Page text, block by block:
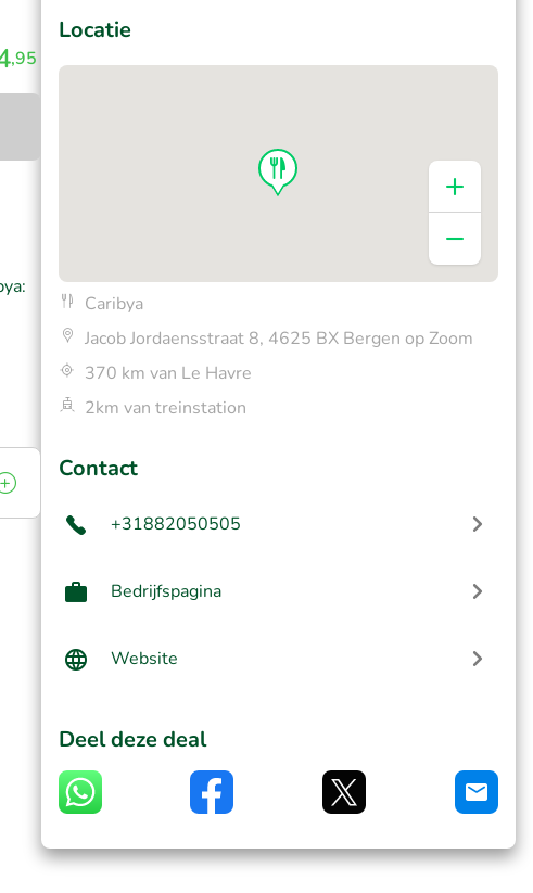
,95
Locatie
Caribya
Jacob Jordaensstraat 8, 4625 BX Bergen op Zoom
370 km van Le Havre
2km van treinstation
Contact
+31882050505
Bedrijfspagina
Website
Deel deze deal